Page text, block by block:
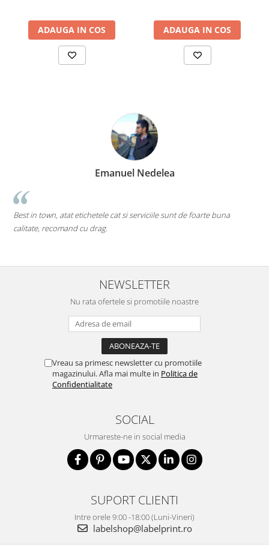
ADAUGA IN COS ADAUGA IN COS
Emanuel Nedelea
Best in town, atat etichetele cat si serviciile sunt de foarte buna
calitate, recomand cu drag.
NEWSLETTER
Nu rata ofertele si promotiile noastre
Vreau sa primesc newsletter cu promotiile
magazinului. Afla mai multe in Politica de
Confidentialitate
SOCIAL
Urmareste-ne in social media
SUPORT CLIENTI
Intre orele 9:00 -18:00 (Luni-Vineri)
labelshop@labelprint.ro